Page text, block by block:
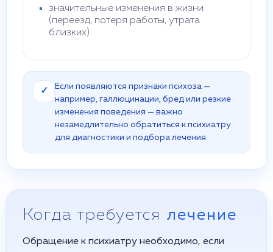
значительные изменения в жизни
(переезд, потеря работы, утрата
близких)
✓
Если появляются признаки психоза —
например, галлюцинации, бред или резкие
изменения поведения — важно
незамедлительно обратиться к психиатру
для диагностики и подбора лечения.
Когда требуется лечение
Обращение к психиатру необходимо, если